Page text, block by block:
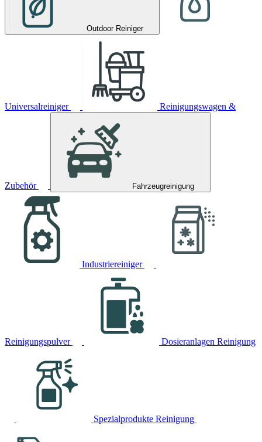
Outdoor Reiniger
Universalreiniger Reinigungswagen &
Zubehör Fahrzeugreinigung
Industriereiniger
Reinigungspulver Dosieranlagen Reinigung
Spezialprodukte Reinigung